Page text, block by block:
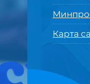
Карта